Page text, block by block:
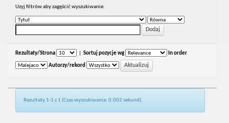
Uzyj filtrów aby zagęścić wyszukiwanie.
Rezultaty/Strona Sortuj pozycje wg In order
Autorzy/rekord
Rezultaty 1-1 z 1 (Czas wyszukiwania: 0.002 sekund).